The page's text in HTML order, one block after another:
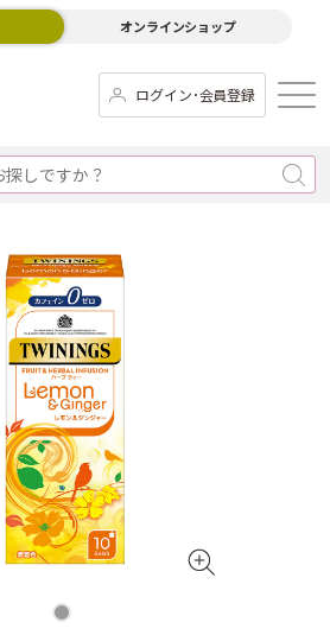
オンラインショップ
ログイン･会員登録